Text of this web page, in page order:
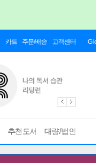
카트 주문/배송 고객센터
추천도서 대량/법인